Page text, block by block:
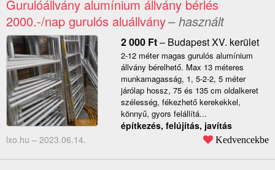
Gurulóállvány alumínium állvány bérlés
2000.-/nap gurulós aluállvány– használt
2 000 Ft– Budapest XV. kerület
2-12 méter magas gurulós alumínium
állvány bérelhető. Max 13 méteres
munkamagasság, 1, 5-2-2, 5 méter
járólap hossz, 75 és 135 cm oldalkeret
szélesség, fékezhető kerekekkel,
könnyű, gyors felállítá...
építkezés, felújítás, javítás
lxo.hu – 2023.06.14. Kedvencekbe